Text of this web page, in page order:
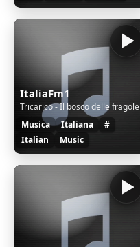
ItaliaFm1
Tricarico - Il bosco delle fragole
Musica
Italiana
#
Italian
Music